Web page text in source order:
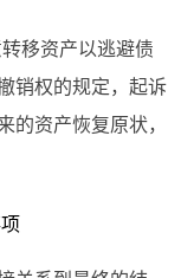
移资产以逃避债
销权的规定，起诉
的资产恢复原状，